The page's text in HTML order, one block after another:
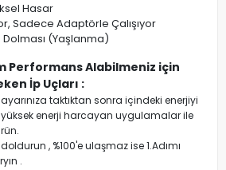
Hasar
Sadece Adaptörle Çalışıyor
(Yaşlanma)
Performans Alabilmeniz için
İp Uçları :
taktıktan sonra içindeki enerjiyi
yüksek enerji harcayan uygulamalar ile
, %100'e ulaşmaz ise 1.Adımı
.